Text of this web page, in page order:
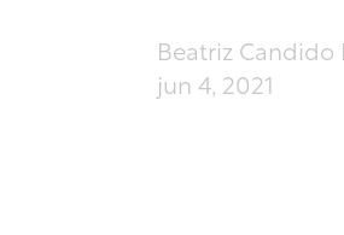
Beatriz Candido
jun 4, 2021